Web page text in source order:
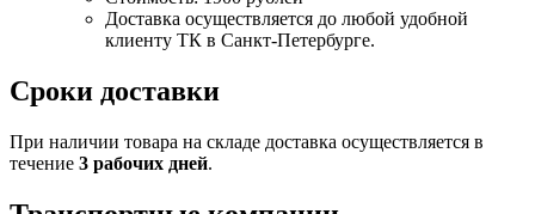
Доставка осуществляется до любой удобной
клиенту ТК в Санкт-Петербурге.
Сроки доставки
При наличии товара на складе доставка осуществляется в
течение 3 рабочих дней.